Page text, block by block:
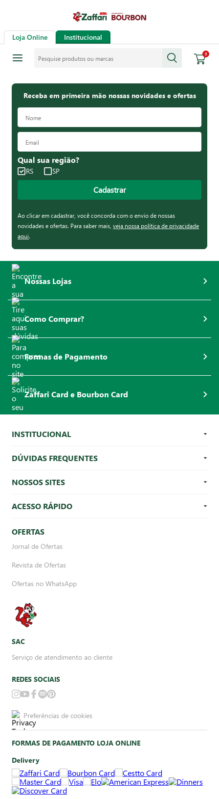
Loja Online Institucional
0
Receba em primeira mão nossas novidades e ofertas
Qual sua região?
RS SP
Cadastrar
Ao clicar em cadastrar, você concorda com o envio de nossas
novidades e ofertas. Para saber mais, veja nossa política de privacidade
aqui.
Nossas Lojas
Como Comprar?
Formas de Pagamento
Zaffari Card e Bourbon Card
INSTITUCIONAL
DÚVIDAS FREQUENTES
NOSSOS SITES
ACESSO RÁPIDO
OFERTAS
Jornal de Ofertas
Revista de Ofertas
Ofertas no WhatsApp
SAC
Serviço de atendimento ao cliente
REDES SOCIAIS
Preferências de cookies
FORMAS DE PAGAMENTO LOJA ONLINE
Delivery